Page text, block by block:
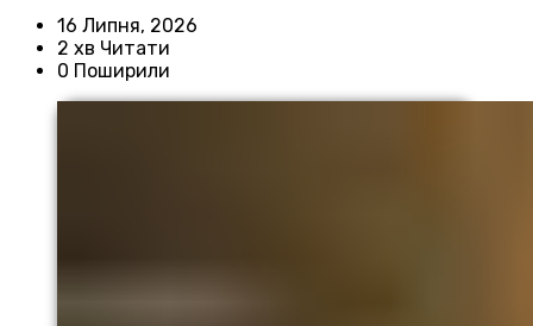
16 Липня, 2026
2 хв Читати
0 Поширили